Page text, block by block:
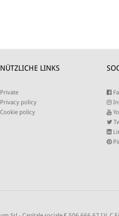
NÜTZLICHE LINKS
Private
Privacy policy
Cookie policy